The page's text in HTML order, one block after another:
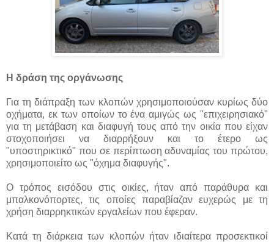
Η δράση της οργάνωσης
Για τη διάπραξη των κλοπών χρησιμοποιούσαν κυρίως δύο
οχήματα, εκ των οποίων το ένα αμιγώς ως "επιχειρησιακό"
για τη μετάβαση και διαφυγή τους από την οικία που είχαν
στοχοποιήσει να διαρρήξουν και το έτερο ως
"υποστηρικτικό" που σε περίπτωση αδυναμίας του πρώτου,
χρησιμοποιείτο ως "όχημα διαφυγής".
Ο τρόπος εισόδου στις οικίες, ήταν από παράθυρα και
μπαλκονόπορτες, τις οποίες παραβίαζαν ευχερώς με τη
χρήση διαρρηκτικών εργαλείων που έφεραν.
Κατά τη διάρκεια των κλοπών ήταν ιδιαίτερα προσεκτικοί